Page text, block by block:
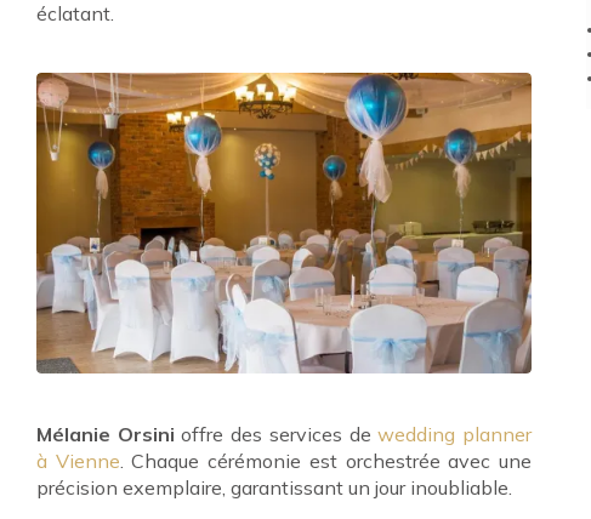
éclatant.
Mélanie Orsini offre des services dewedding planner
à Vienne . Chaque cérémonie est orchestrée avec une
précision exemplaire, garantissant un jour inoubliable.